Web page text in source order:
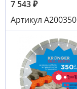
7 543₽
Артикул A200350